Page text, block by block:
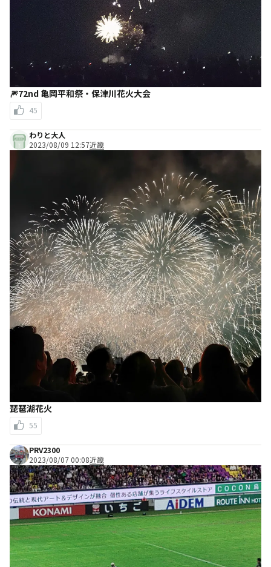
🎆72nd 亀岡平和祭・保津川花火大会
45
わりと大人
2023/08/09 12:57近畿
琵琶湖花火
55
PRV2300
2023/08/07 00:08近畿